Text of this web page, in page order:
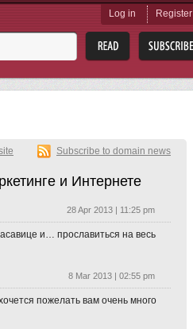
Log in Register
и Интернете
28 Apr 2013 | 11:25 pm
и… прославиться на весь
8 Mar 2013 | 02:55 pm
пожелать вам очень много
Subscribe to domain news